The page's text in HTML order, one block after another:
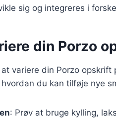
sig og integreres i
din Porzo
variere din Porzo
du kan tilføje nye
: Prøv at bruge kylling,